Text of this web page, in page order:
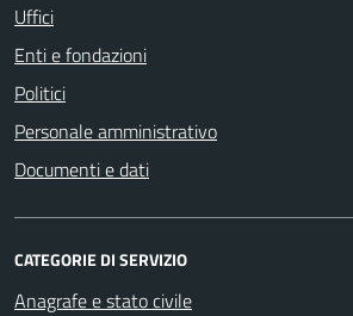
Uffici
Enti e fondazioni
Politici
Personale amministrativo
Documenti e dati
CATEGORIE DI SERVIZIO
Anagrafe e stato civile